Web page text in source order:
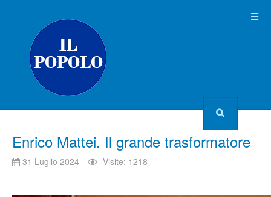
Enrico Mattei. Il grande trasformatore
31 Luglio 2024 Visite: 1218